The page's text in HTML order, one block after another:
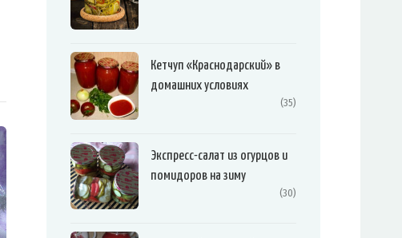
Кетчуп «Краснодарский» в
домашних условиях
(35)
Экспресс-салат из огурцов и
помидоров на зиму
(30)